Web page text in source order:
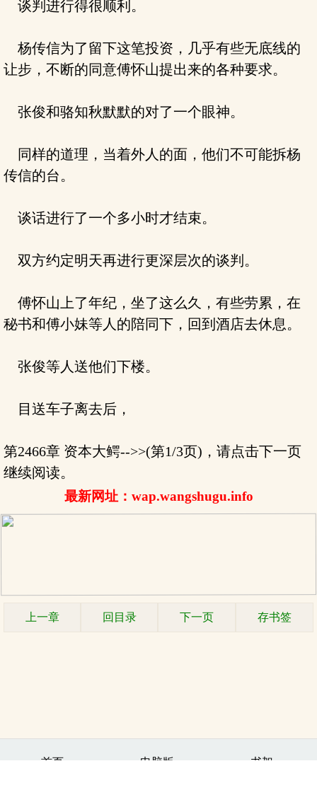
谈判进行得很顺利。
杨传信为了留下这笔投资，几乎有些无底线的
让步，不断的同意傅怀山提出来的各种要求。
张俊和骆知秋默默的对了一个眼神。
同样的道理，当着外人的面，他们不可能拆杨
传信的台。
谈话进行了一个多小时才结束。
双方约定明天再进行更深层次的谈判。
傅怀山上了年纪，坐了这么久，有些劳累，在
秘书和傅小妹等人的陪同下，回到酒店去休息。
张俊等人送他们下楼。
目送车子离去后，
第2466章 资本大鳄-->>(第1/3页)，请点击下一页
继续阅读。
最新网址：wap.wangshugu.info
上一章 回目录 下一页 存书签
首页 电脑版 书架